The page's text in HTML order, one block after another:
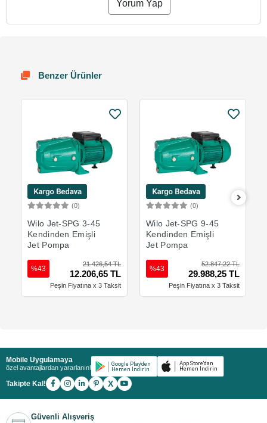
Yorum Yap
Benzer Ürünler
(0)
Wilo Jet-SPG 3-45
Kendinden Emişli
Jet Pompa
21.426,54 TL
12.206,65 TL
%43
Peşin Fiyatına x 3 Taksit
(0)
Wilo Jet-SPG 9-45
Kendinden Emişli
Jet Pompa
52.847,22 TL
29.988,25 TL
%43
Peşin Fiyatına x 3 Taksit
Mobile Uygulamaya
özel avantajlardan yararlanın!
Takipte Kal! X
Güvenli Alışveriş